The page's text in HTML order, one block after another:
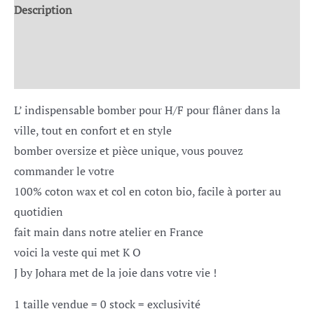
Description
L’ indispensable bomber pour H/F pour flâner dans la
ville, tout en confort et en style
bomber oversize et pièce unique, vous pouvez
commander le votre
100% coton wax et col en coton bio, facile à porter au
quotidien
fait main dans notre atelier en France
voici la veste qui met K O
J by Johara met de la joie dans votre vie !
1 taille vendue = 0 stock = exclusivité